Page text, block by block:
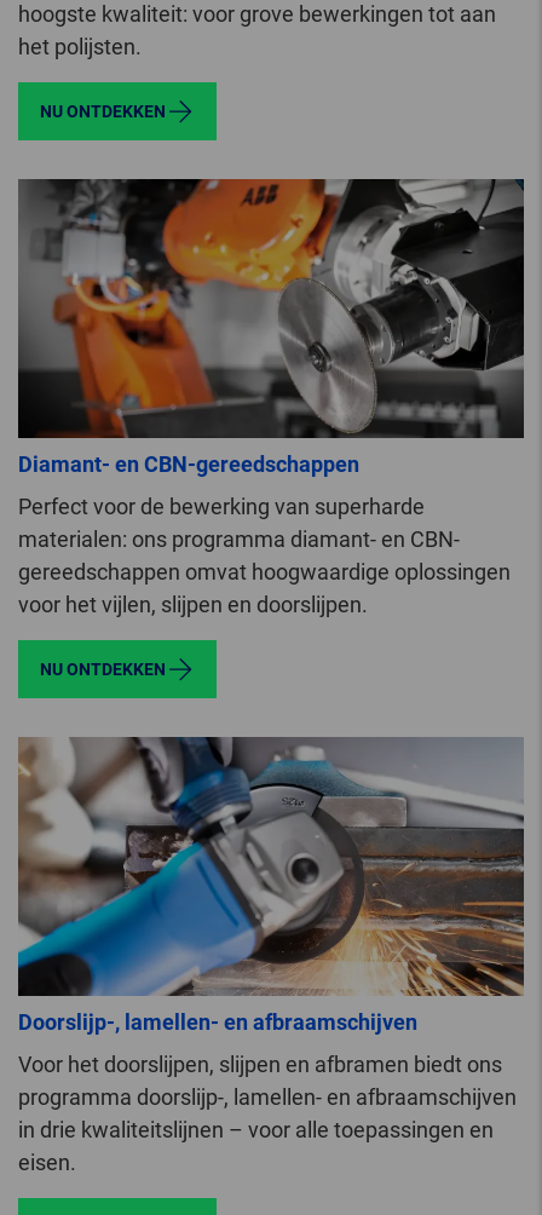
hoogste kwaliteit: voor grove bewerkingen tot aan
het polijsten.
NU ONTDEKKEN
Diamant- en CBN-gereedschappen
Perfect voor de bewerking van superharde
materialen: ons programma diamant- en CBN-
gereedschappen omvat hoogwaardige oplossingen
voor het vijlen, slijpen en doorslijpen.
NU ONTDEKKEN
Doorslijp-, lamellen- en afbraamschijven
Voor het doorslijpen, slijpen en afbramen biedt ons
programma doorslijp-, lamellen- en afbraamschijven
in drie kwaliteitslijnen – voor alle toepassingen en
eisen.